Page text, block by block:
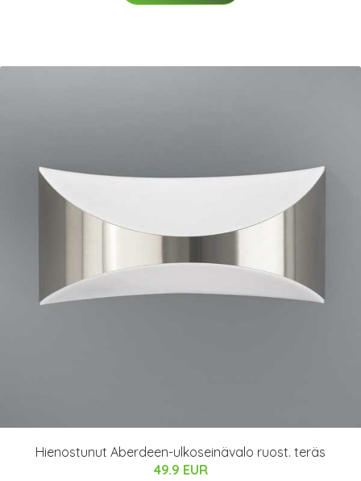
Hienostunut Aberdeen-ulkoseinävalo ruost. teräs
49.9 EUR